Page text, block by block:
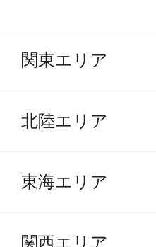
関東エリア
北陸エリア
東海エリア
関西エリア